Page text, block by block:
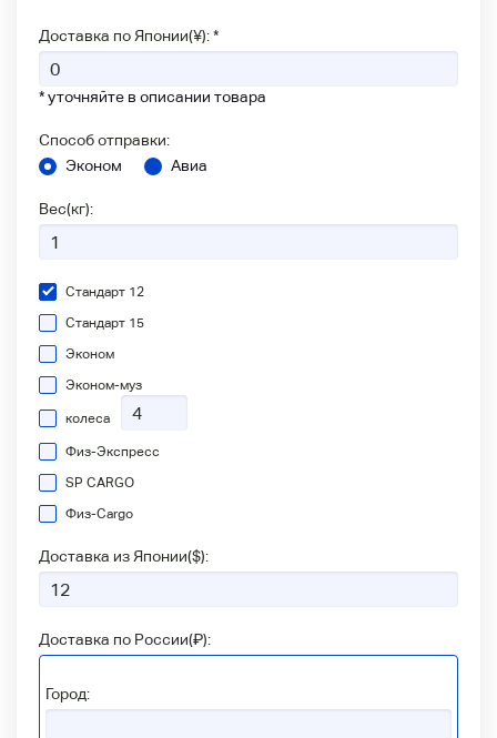
Доставка по Японии(¥): *
* уточняйте в описании товара
Способ отправки:
Эконом
Авиа
Вес(кг):
Стандарт 12
Стандарт 15
Эконом
Эконом-муз
колеса
Физ-Экспресс
SP CARGO
Физ-Сargo
Доставка из Японии($):
Доставка по России(₽):
Город: